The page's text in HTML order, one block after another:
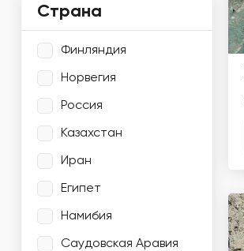
Страна
Финляндия
Норвегия
Россия
Казахстан
Иран
Египет
Намибия
Саудовская Аравия